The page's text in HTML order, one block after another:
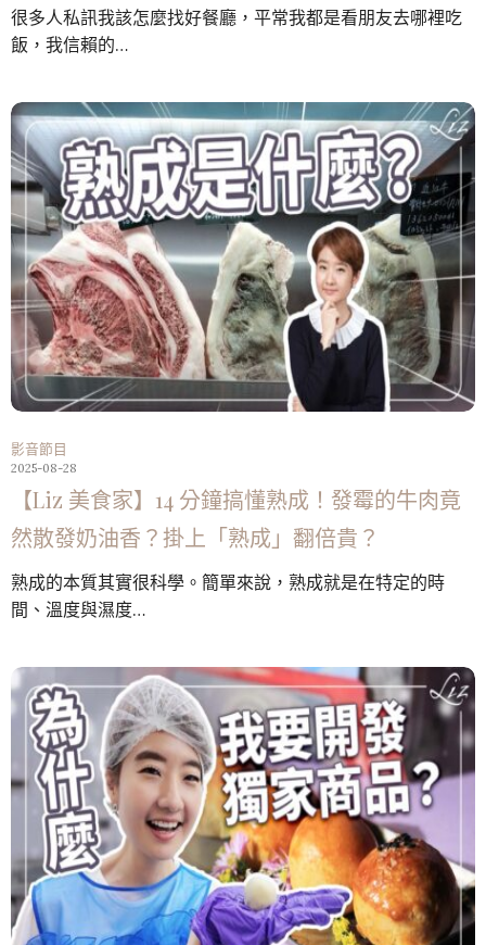
很多人私訊我該怎麼找好餐廳，平常我都是看朋友去哪裡吃
飯，我信賴的…
影音節目
2025-08-28
【Liz 美食家】14 分鐘搞懂熟成！發霉的牛肉竟
然散發奶油香？掛上「熟成」翻倍貴？
熟成的本質其實很科學。簡單來說，熟成就是在特定的時
間、溫度與濕度…